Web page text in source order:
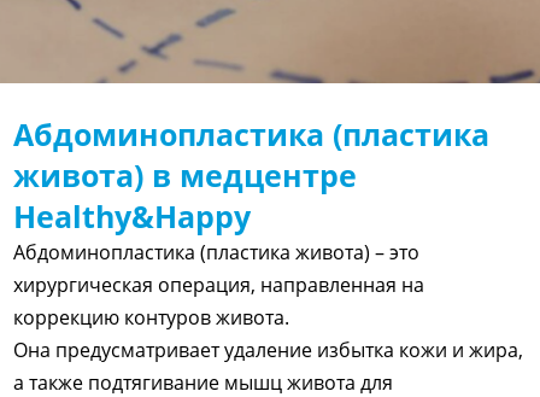
Абдоминопластика (пластика
живота) в медцентре
Healthy&Happy
Абдоминопластика (пластика живота) – это
хирургическая операция, направленная на
коррекцию контуров живота.
Она предусматривает удаление избытка кожи и жира,
а также подтягивание мышц живота для